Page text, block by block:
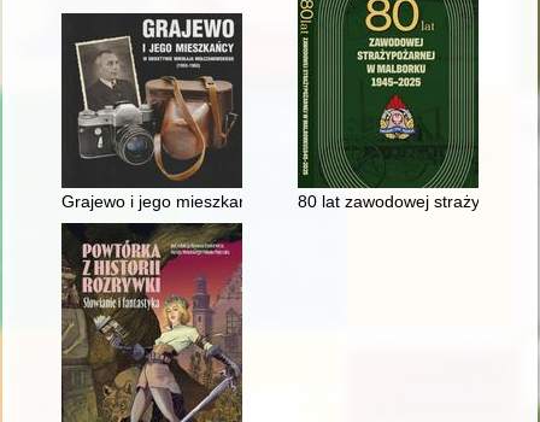
Grajewo i jego mieszkańcy w obiektywie Mikołaja
80 lat zawodowej straży